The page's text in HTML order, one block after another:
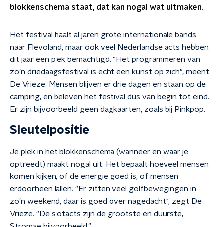
blokkenschema staat, dat kan nogal wat uitmaken.
Het festival haalt al jaren grote internationale bands
naar Flevoland, maar ook veel Nederlandse acts hebben
dit jaar een plek bemachtigd. "Het programmeren van
zo’n driedaagsfestival is echt een kunst op zich", meent
De Vrieze. Mensen blijven er drie dagen en staan op de
camping, en beleven het festival dus van begin tot eind.
Er zijn bijvoorbeeld geen dagkaarten, zoals bij Pinkpop.
Sleutelpositie
Je plek in het blokkenschema (wanneer en waar je
optreedt) maakt nogal uit. Het bepaalt hoeveel mensen
komen kijken, of de energie goed is, of mensen
erdoorheen lallen. "Er zitten veel golfbewegingen in
zo'n weekend, daar is goed over nagedacht", zegt De
Vrieze. "De slotacts zijn de grootste en duurste,